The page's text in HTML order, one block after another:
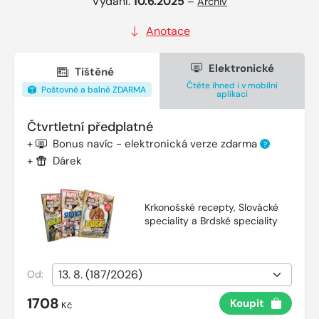
Anotace
Tištěné
Poštovné a balné ZDARMA
Elektronické
Čtěte ihned i v mobilní
aplikaci
Čtvrtletní předplatné
+ Bonus navíc - elektronická verze zdarma ?
+ Dárek
Krkonošské recepty, Slovácké
speciality a Brdské speciality
Od:
1708 Kč Koupit